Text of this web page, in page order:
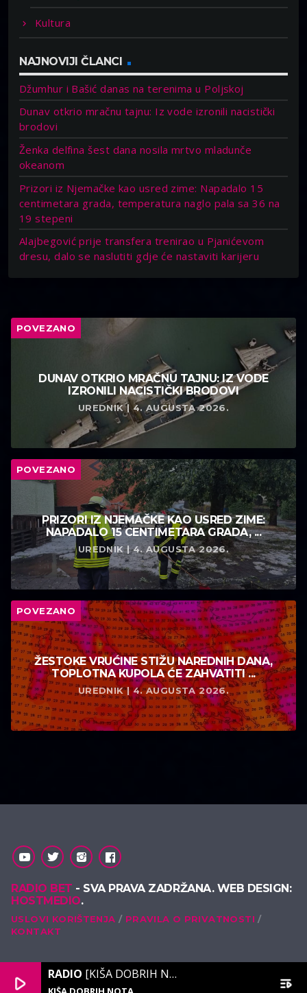
Kultura
NAJNOVIJI ČLANCI
Džumhur i Bašić danas na terenima u Poljskoj
Dunav otkrio mračnu tajnu: Iz vode izronili nacistički
brodovi
Ženka delfina šest dana nosila mrtvo mladunče
okeanom
Prizori iz Njemačke kao usred zime: Napadalo 15
centimetara grada, temperatura naglo pala sa 36 na
19 stepeni
Alajbegović prije transfera trenirao u Pjanićevom
dresu, dalo se naslutiti gdje će nastaviti karijeru
POVEZANO
DUNAV OTKRIO MRAČNU TAJNU: IZ VODE
IZRONILI NACISTIČKI BRODOVI
UREDNIK | 4. AUGUSTA 2026.
POVEZANO
PRIZORI IZ NJEMAČKE KAO USRED ZIME:
NAPADALO 15 CENTIMETARA GRADA, ...
UREDNIK | 4. AUGUSTA 2026.
POVEZANO
ŽESTOKE VRUĆINE STIŽU NAREDNIH DANA,
TOPLOTNA KUPOLA ĆE ZAHVATITI ...
UREDNIK | 4. AUGUSTA 2026.
RADIO BET - SVA PRAVA ZADRŽANA. WEB DESIGN:
HOSTMEDIO.
USLOVI KORIŠTENJA
PRAVILA O PRIVATNOSTI
KONTAKT
play_arrow RADIO [KIŠA DOBRIH NOTA] playlist_play